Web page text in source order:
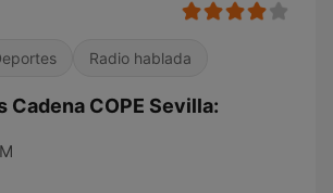
Radio hablada
Cadena COPE Sevilla: